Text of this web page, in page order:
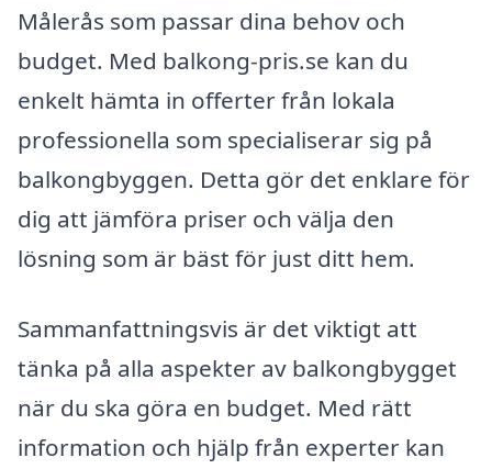
Målerås som passar dina behov och
budget. Med balkong-pris.se kan du
enkelt hämta in offerter från lokala
professionella som specialiserar sig på
balkongbyggen. Detta gör det enklare för
dig att jämföra priser och välja den
lösning som är bäst för just ditt hem.
Sammanfattningsvis är det viktigt att
tänka på alla aspekter av balkongbygget
när du ska göra en budget. Med rätt
information och hjälp från experter kan